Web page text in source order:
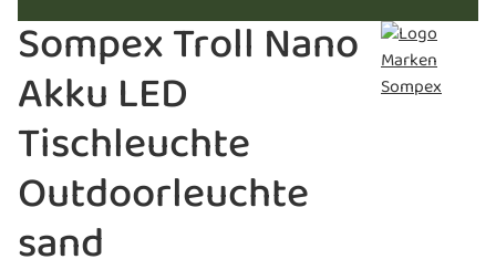
Sompex Troll Nano
Akku LED
Tischleuchte
Outdoorleuchte
sand